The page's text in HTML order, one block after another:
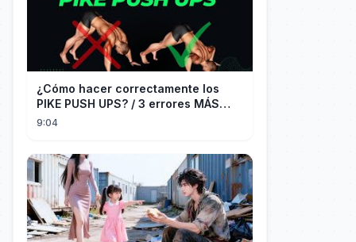
¿Cómo hacer correctamente los
PIKE PUSH UPS? / 3 errores MÁS
9:04